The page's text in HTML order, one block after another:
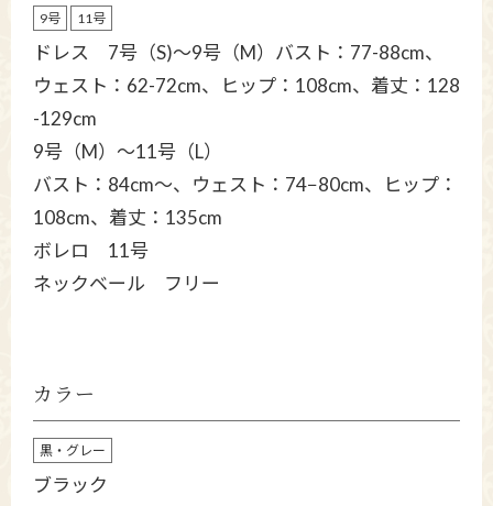
9号 11号
ドレス 7号（S)～9号（M）バスト：77-88cm、
ウェスト：62-72cm、ヒップ：108cm、着丈：128
-129cm
9号（M）〜11号（L）
バスト：84cm〜、ウェスト：74−80cm、ヒップ：
108cm、着丈：135cm
ボレロ 11号
ネックベール フリー
カラー
黒・グレー
ブラック